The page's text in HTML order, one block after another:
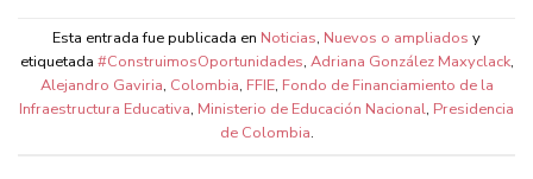
Esta entrada fue publicada en Noticias, Nuevos o ampliados y
etiquetada #ConstruimosOportunidades, Adriana González Maxyclack,
Alejandro Gaviria, Colombia, FFIE, Fondo de Financiamiento de la
Infraestructura Educativa, Ministerio de Educación Nacional, Presidencia
de Colombia.